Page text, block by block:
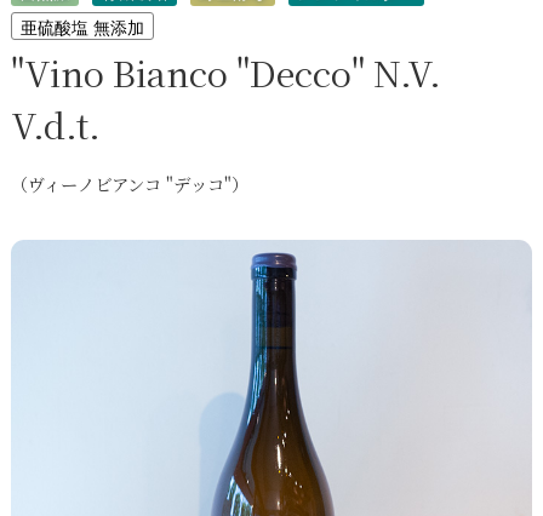
亜硫酸塩 無添加
"Vino Bianco "Decco" N.V.
V.d.t.
（ヴィーノビアンコ "デッコ"）